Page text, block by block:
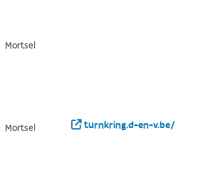
Mortsel
Mortsel turnkring.d-en-v.be/